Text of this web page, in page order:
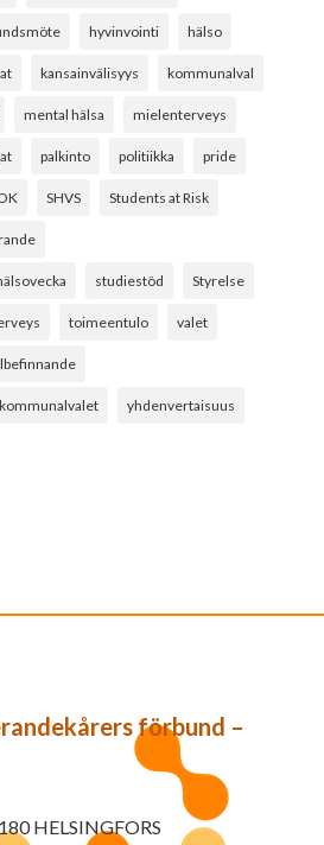
hyvinvointi hälso
kansainvälisyys kommunalval
mental hälsa mielenterveys
palkinto politiikka pride
SHVS Students at Risk
studiestöd Styrelse
toimeentulo valet
yhdenvertaisuus
förbund –
HELSINGFORS